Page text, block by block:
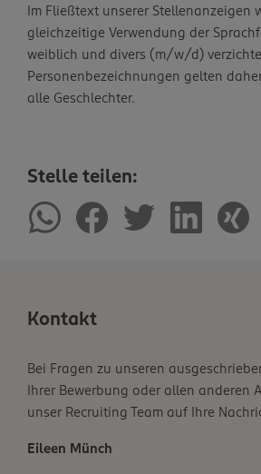
Im Fließtext unserer Stellenanzeigen
gleichzeitige Verwendung der
weiblich und divers (m/w/d)
Personenbezeichnungen gelten
alle Geschlechter.
Stelle teilen:
Kontakt
Bei Fragen zu unseren
Ihrer Bewerbung oder allen anderen
unser Recruiting Team auf Ihre
Eileen Münch